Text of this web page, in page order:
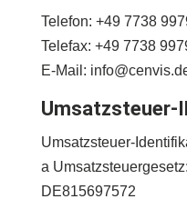
Telefon: +49 7738
Telefax: +49 7738
E-Mail:
Umsatzsteuer-
Umsatzsteuer-
a Umsatzsteuergesetz:
DE815697572